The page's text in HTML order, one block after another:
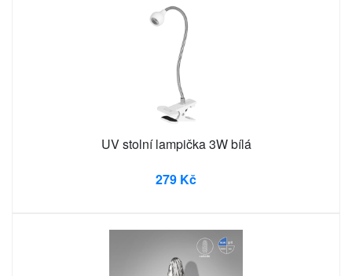
UV stolní lampička 3W bílá
279 Kč